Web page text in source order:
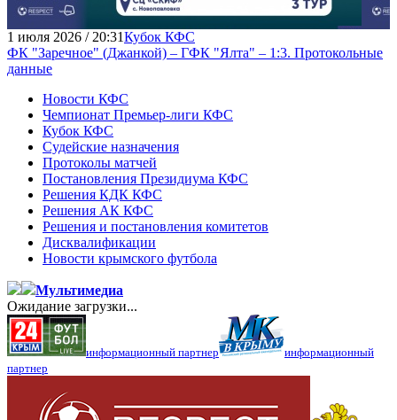
1 июля 2026 / 20:31Кубок КФС
ФК "Заречное" (Джанкой) – ГФК "Ялта" – 1:3. Протокольные
данные
Новости КФС
Чемпионат Премьер-лиги КФС
Кубок КФС
Судейские назначения
Протоколы матчей
Постановления Президиума КФС
Решения КДК КФС
Решения АК КФС
Решения и постановления комитетов
Дисквалификации
Новости крымского футбола
Мультимедиа
Ожидание загрузки...
информационный партнер
информационный
партнер